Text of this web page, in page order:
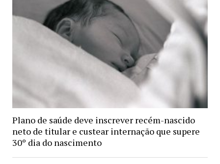
Plano de saúde deve inscrever recém-nascido
neto de titular e custear internação que supere
30º dia do nascimento